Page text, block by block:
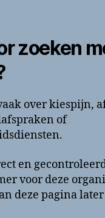
zoeken
over kiespijn,
of
en
voor deze
deze pagina